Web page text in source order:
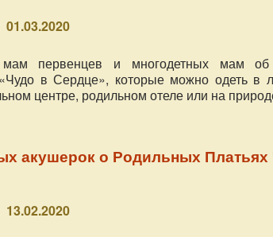
01.03.2020
мам первенцев и многодетных мам
в Сердце», которые можно одеть в
центре, родильном отеле или на
акушерок о Родильных Платьях
13.02.2020